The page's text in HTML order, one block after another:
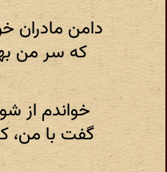
دامن
که سر من
خواندم از
گفت با من،